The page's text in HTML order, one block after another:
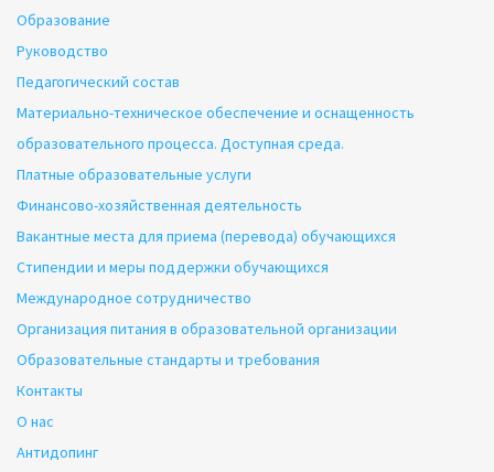
Образование
Руководство
Педагогический состав
Материально-техническое обеспечение и оснащенность
образовательного процесса. Доступная среда.
Платные образовательные услуги
Финансово-хозяйственная деятельность
Вакантные места для приема (перевода) обучающихся
Стипендии и меры поддержки обучающихся
Международное сотрудничество
Организация питания в образовательной организации
Образовательные стандарты и требования
Контакты
О нас
Антидопинг